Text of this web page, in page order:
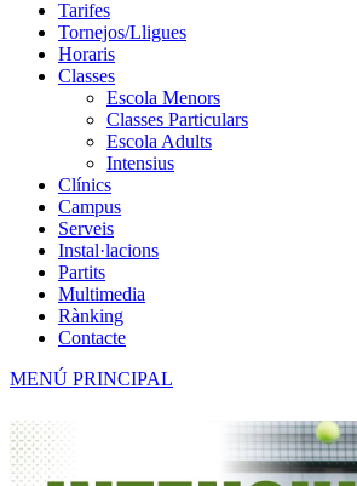
Tarifes
Tornejos/Lligues
Horaris
Classes
Escola Menors
Classes Particulars
Escola Adults
Intensius
Clínics
Campus
Serveis
Instal·lacions
Partits
Multimedia
Rànking
Contacte
MENÚ PRINCIPAL